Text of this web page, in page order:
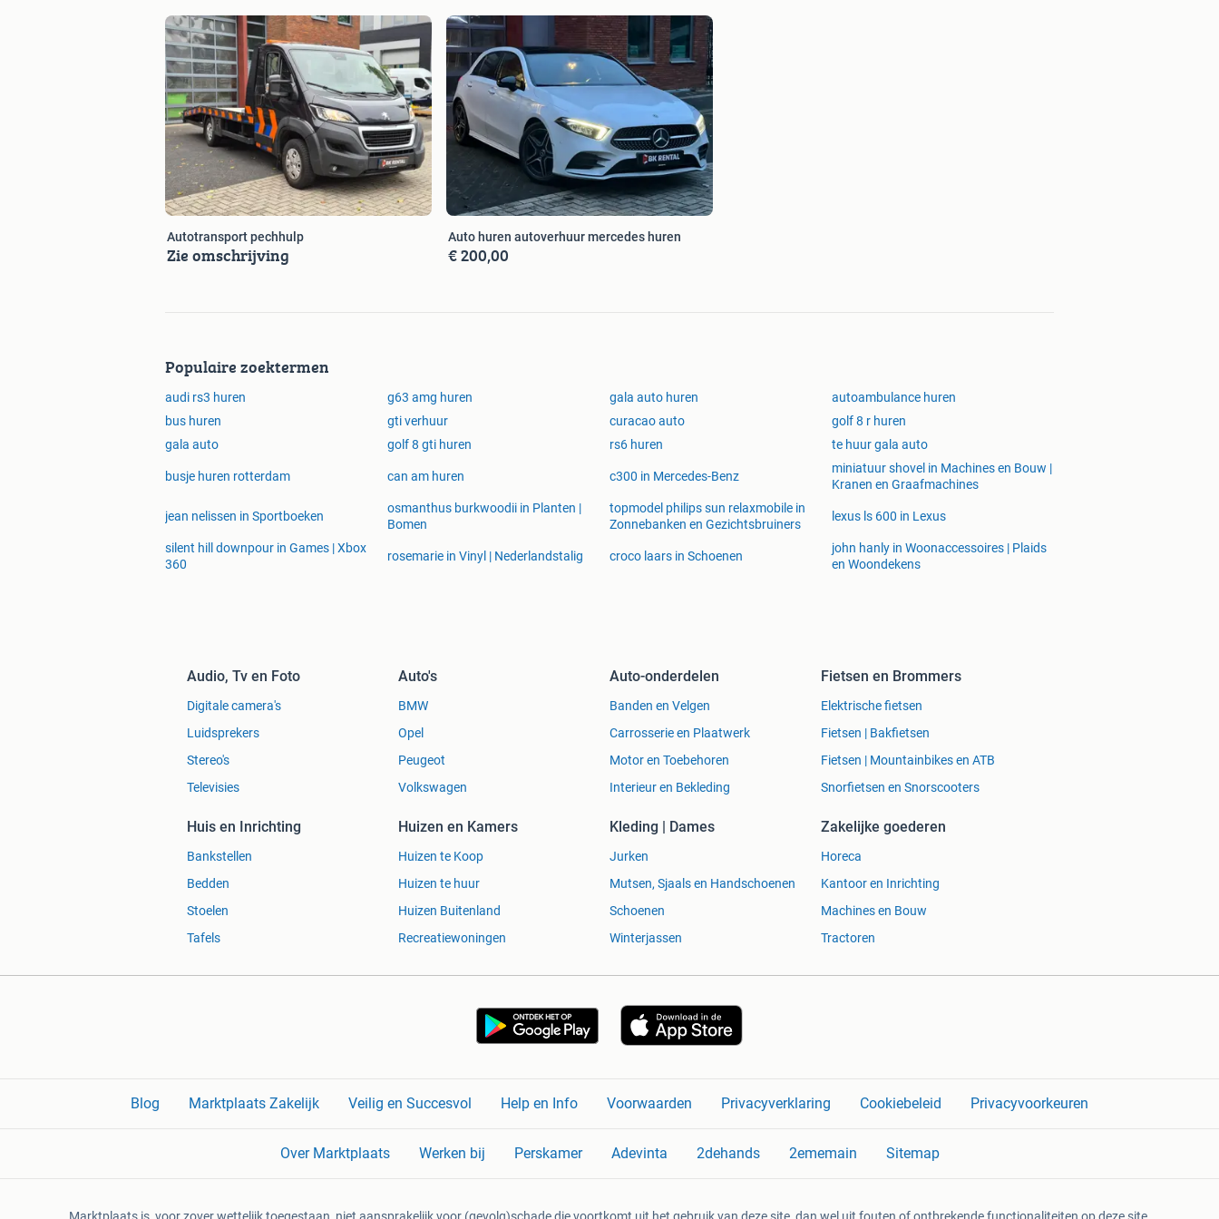
Dordrecht, Capelle aan den IJssel, centrum, Spijkenisse, Hoogvliet, delft, schiedam,
transporteren, transport, vervoeren, huren, verhuur, busje, bus, ontruimen, gratis, rijbewijs,
aanhanger, charter aanhangwagen, goedkoop, te koop, Mercedes benz, goedkoop verhuizen,
ontruiming, spoed, transporteur, logistiek, snel, haast, action, te koop, meubelbak, piano
transport, Ikea, gordijn, overkapping,
Autotransport pechhulp
Zie omschrijving
Auto huren autoverhuur mercedes huren
€ 200,00
Populaire zoektermen
audi rs3 huren g63 amg huren gala auto huren
autoambulance huren
bus huren
gti verhuur curacao auto
golf 8 r huren
gala auto
golf 8 gti huren rs6 huren te huur gala auto
busje huren rotterdam can am huren c300 in Mercedes-Benz
miniatuur shovel in Machines en Bouw |
Kranen en Graafmachines
jean nelissen in Sportboeken
osmanthus burkwoodii in Planten |
Bomen
topmodel philips sun relaxmobile in
Zonnebanken en Gezichtsbruiners
lexus ls 600 in Lexus
silent hill downpour in Games | Xbox
360
rosemarie in Vinyl | Nederlandstalig croco laars in Schoenen
john hanly in Woonaccessoires | Plaids
en Woondekens
Audio, Tv en Foto
Digitale camera's
Luidsprekers
Stereo's
Televisies
Auto's
BMW
Opel
Peugeot
Volkswagen
Auto-onderdelen
Banden en Velgen
Carrosserie en Plaatwerk
Motor en Toebehoren
Interieur en Bekleding
Fietsen en Brommers
Elektrische fietsen
Fietsen | Bakfietsen
Fietsen | Mountainbikes en ATB
Snorfietsen en Snorscooters
Huis en Inrichting
Bankstellen
Bedden
Stoelen
Tafels
Huizen en Kamers
Huizen te Koop
Huizen te huur
Huizen Buitenland
Recreatiewoningen
Kleding | Dames
Jurken
Mutsen, Sjaals en Handschoenen
Schoenen
Winterjassen
Zakelijke goederen
Horeca
Kantoor en Inrichting
Machines en Bouw
Tractoren
Blog Marktplaats Zakelijk Veilig en Succesvol Help en Info Voorwaarden Privacyverklaring Cookiebeleid Privacyvoorkeuren
Over Marktplaats Werken bij Perskamer Adevinta 2dehands 2ememain Sitemap